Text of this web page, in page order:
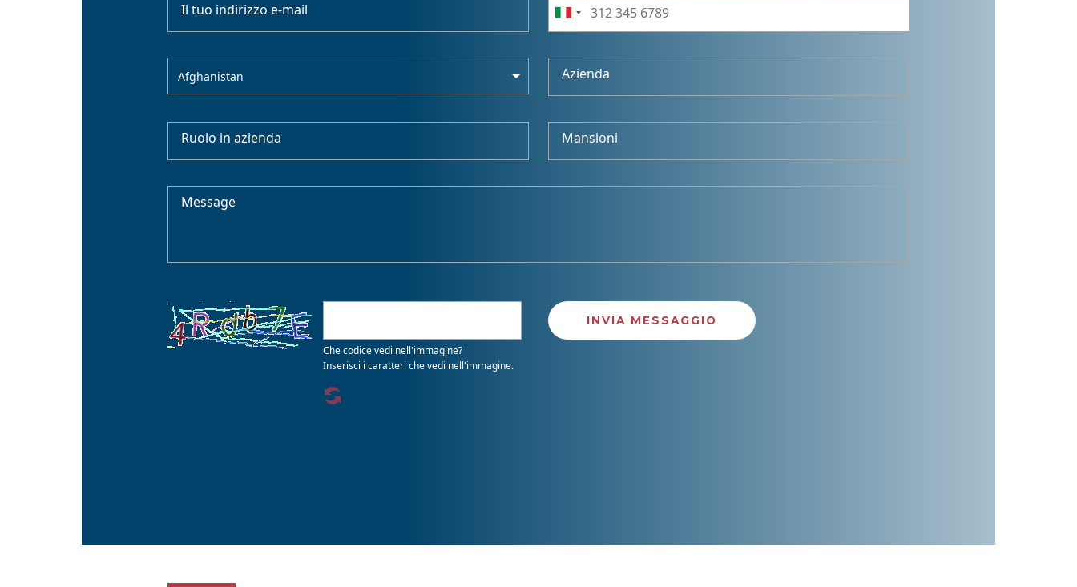
Il tuo indirizzo e-mail
Afghanistan Azienda
Ruolo in azienda Mansioni
Message
Che codice vedi nell'immagine?
Inserisci i caratteri che vedi nell'immagine.